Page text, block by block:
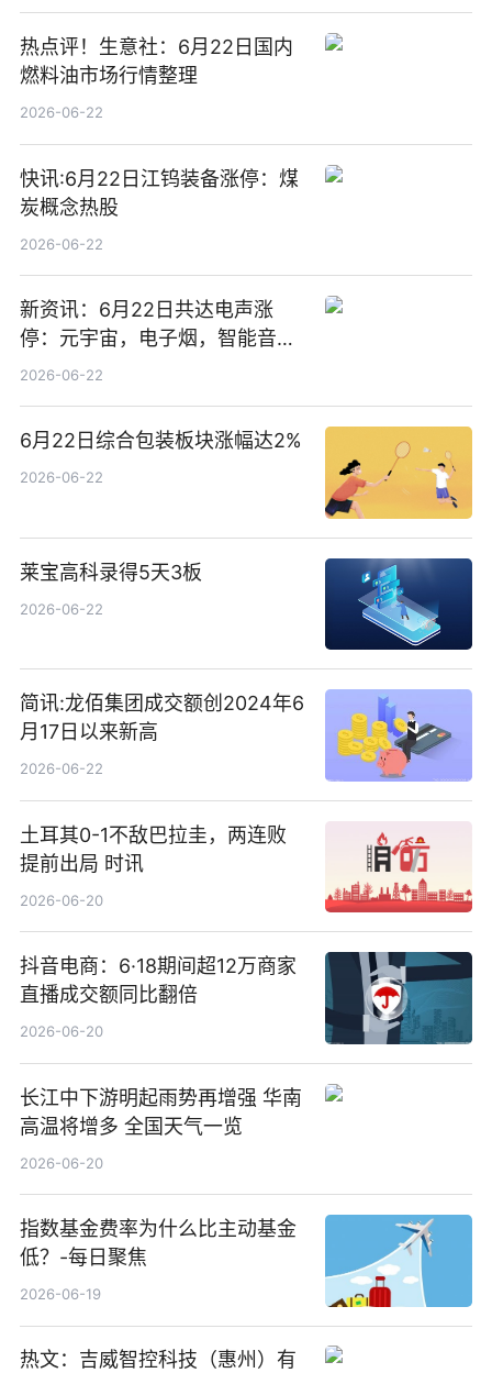
热点评！生意社：6月22日国内
燃料油市场行情整理
2026-06-22
快讯:6月22日江钨装备涨停：煤
炭概念热股
2026-06-22
新资讯：6月22日共达电声涨
停：元宇宙，电子烟，智能音箱
概念热股
2026-06-22
6月22日综合包装板块涨幅达2%
2026-06-22
莱宝高科录得5天3板
2026-06-22
简讯:龙佰集团成交额创2024年6
月17日以来新高
2026-06-22
土耳其0-1不敌巴拉圭，两连败
提前出局 时讯
2026-06-20
抖音电商：6·18期间超12万商家
直播成交额同比翻倍
2026-06-20
长江中下游明起雨势再增强 华南
高温将增多 全国天气一览
2026-06-20
指数基金费率为什么比主动基金
低？-每日聚焦
2026-06-19
热文：吉威智控科技（惠州）有